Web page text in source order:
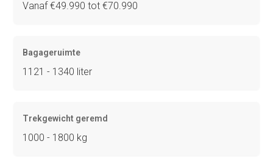
Vanaf €49.990 tot €70.990
Bagageruimte
1121 - 1340 liter
Trekgewicht geremd
1000 - 1800 kg